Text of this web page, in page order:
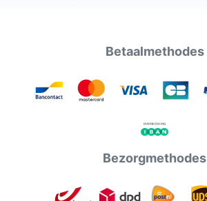
Betaalmethodes
Bezorgmethodes